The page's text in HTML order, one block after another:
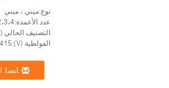
نوع:ميني ، ميني
عدد الأعمدة:1،2،3،4
التصنيف الحالي (A):1 ~ 63 أ
الفولطية (V):240/415 فولت